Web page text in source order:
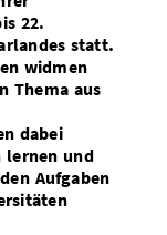
22.
statt.
widmen
Thema aus
dabei
lernen und
Aufgaben